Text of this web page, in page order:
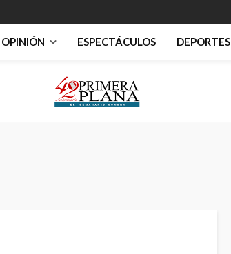
OPINIÓN ESPECTÁCULOS DEPORTES